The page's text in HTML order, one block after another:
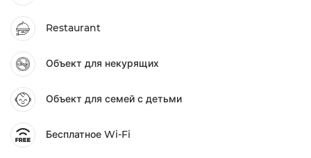
Restaurant
Объект для некурящих
Объект для семей с детьми
Бесплатное Wi-Fi